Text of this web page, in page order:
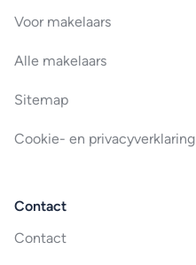
Voor makelaars
Alle makelaars
Sitemap
Cookie- en privacyverklaring
Contact
Contact